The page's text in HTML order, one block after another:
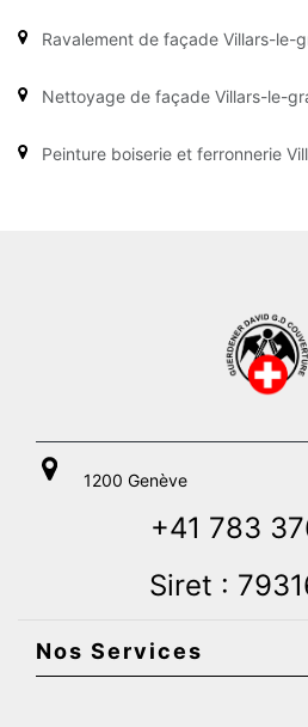
Ravalement de façade Villars-le-
Nettoyage de façade Villars-le-
Peinture boiserie et ferronnerie
1200 Genève
+41 783
Siret :
Nos Services